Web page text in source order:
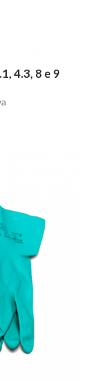
4.3, 8 e 9